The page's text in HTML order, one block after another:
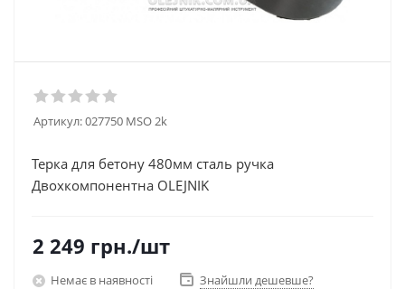
Артикул:027750 MSO 2k
Терка для бетону 480мм сталь ручка
Двохкомпонентна OLEJNIK
2 249 грн./шт
Немає в наявності Знайшли дешевше?